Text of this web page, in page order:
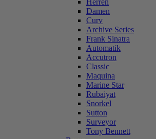
Herren
Damen
Curv
Archive Series
Frank Sinatra
Automatik
Accutron
Classic
Maquina
Marine Star
Rubaiyat
Snorkel
Sutton
Surveyor
Tony Bennett